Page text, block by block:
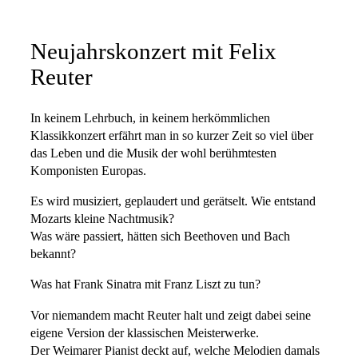
Neujahrskonzert mit Felix
Reuter
In keinem Lehrbuch, in keinem herkömmlichen
Klassikkonzert erfährt man in so kurzer Zeit so viel über
das Leben und die Musik der wohl berühmtesten
Komponisten Europas.
Es wird musiziert, geplaudert und gerätselt. Wie entstand
Mozarts kleine Nachtmusik?
Was wäre passiert, hätten sich Beethoven und Bach
bekannt?
Was hat Frank Sinatra mit Franz Liszt zu tun?
Vor niemandem macht Reuter halt und zeigt dabei seine
eigene Version der klassischen Meisterwerke.
Der Weimarer Pianist deckt auf, welche Melodien damals